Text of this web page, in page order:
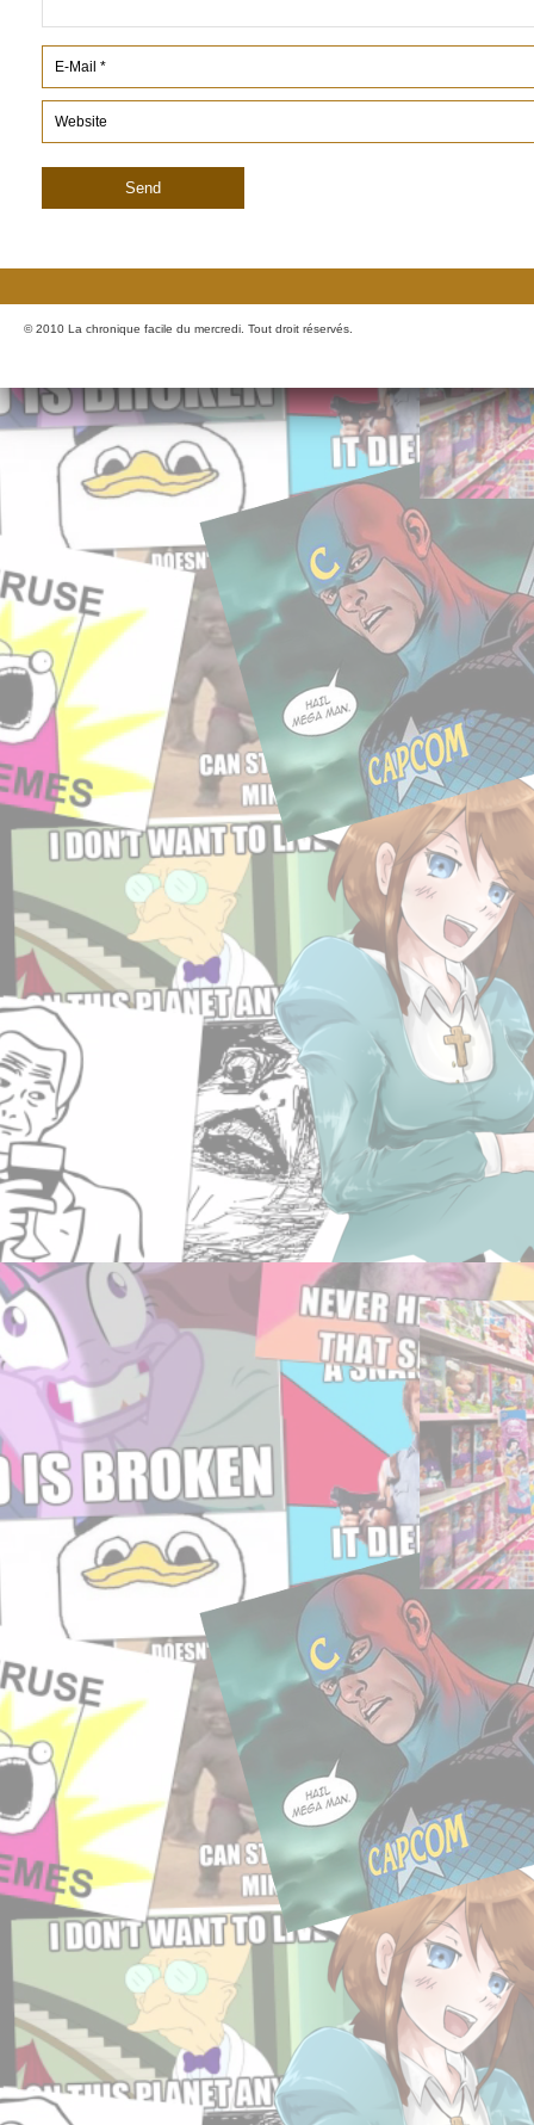
© 2010 La chronique facile du mercredi. Tout droit réservés.